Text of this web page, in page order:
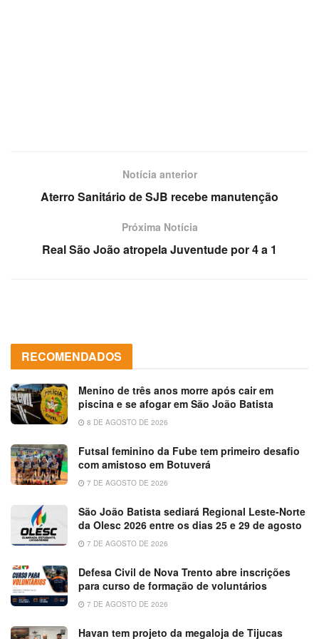
Notícia anterior
Aterro Sanitário de SJB recebe manutenção
Próxima Notícia
Real São João atropela Juventude por 4 a 1
RECOMENDADOS
Menino de três anos morre após cair em
piscina e se afogar em São João Batista
8 DE AGOSTO DE 2026
Futsal feminino da Fube tem primeiro desafio
com amistoso em Botuverá
7 DE AGOSTO DE 2026
São João Batista sediará Regional Leste-Norte
da Olesc 2026 entre os dias 25 e 29 de agosto
7 DE AGOSTO DE 2026
Defesa Civil de Nova Trento abre inscrições
para curso de formação de voluntários
7 DE AGOSTO DE 2026
Havan tem projeto da megaloja de Tijucas